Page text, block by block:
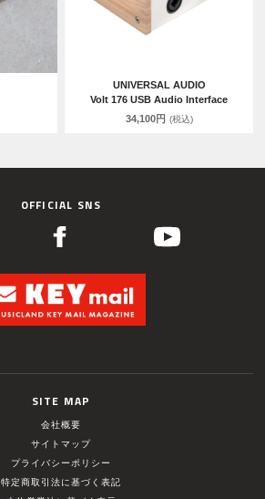
UNIVERSAL AUDIO
Volt 176 USB Audio Interface
34,100円 (税込)
OFFICIAL SNS
SITE MAP
会社概要
サイトマップ
プライバシーポリシー
特定商取引法に基づく表記